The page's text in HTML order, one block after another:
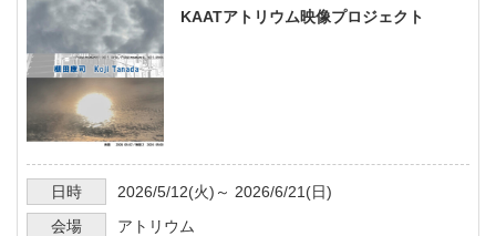
KAATアトリウム映像プロジェクト
日時 2026/5/12(火)～ 2026/6/21 (日)
会場
アトリウム